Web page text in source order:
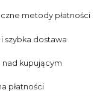
metody płatności
szybka dostawa
nad kupującym
płatności